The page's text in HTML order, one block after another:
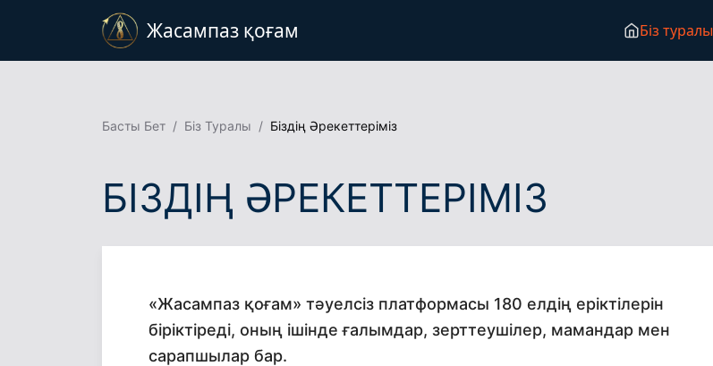
Жасампаз қоғам Біз туралы
Басты Бет Біз Туралы Біздің Әрекеттеріміз
БІЗДІҢ ӘРЕКЕТТЕРІМІЗ
«Жасампаз қоғам» тәуелсіз платформасы 180 елдің еріктілерін
біріктіреді, оның ішінде ғалымдар, зерттеушілер, мамандар мен
сарапшылар бар.